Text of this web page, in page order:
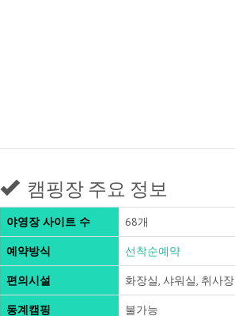
캠핑장 주요 정보
야영장 사이트 수 68개
예약방식 선착순예약
편의시설 화장실, 샤워실, 취사장
동계캠핑 불가능